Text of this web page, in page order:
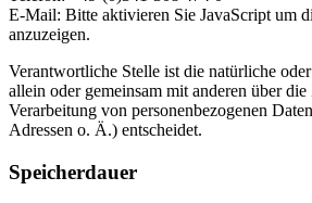
E-Mail: Bitte aktivieren Sie JavaScript um
anzuzeigen.
Verantwortliche Stelle ist die natürliche
allein oder gemeinsam mit anderen über
Verarbeitung von personenbezogenen
Adressen o. Ä.) entscheidet.
Speicherdauer